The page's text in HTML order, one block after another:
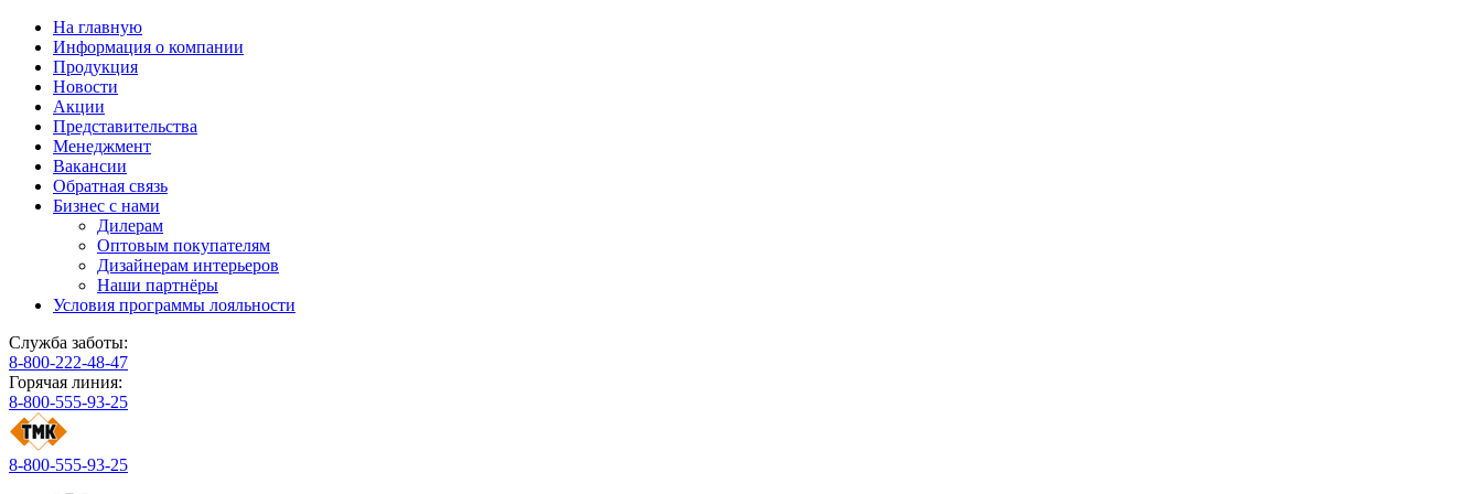
На главную
Информация о компании
Продукция
Новости
Акции
Представительства
Менеджмент
Вакансии
Обратная связь
Бизнес с нами
Дилерам
Оптовым покупателям
Дизайнерам интерьеров
Наши партнёры
Условия программы лояльности
Служба заботы:
8-800-222-48-47
Горячая линия:
8-800-555-93-25
8-800-555-93-25